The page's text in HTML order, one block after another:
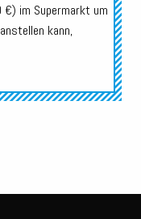
im Supermarkt um
kann,